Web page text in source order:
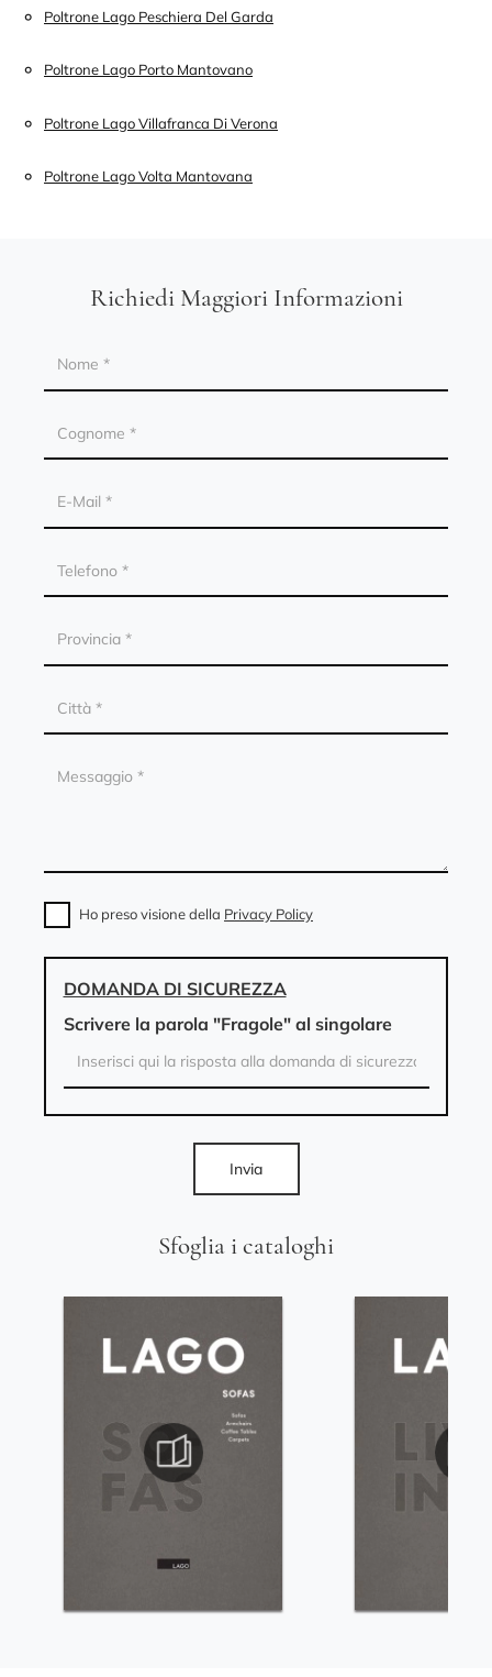
Poltrone Lago Peschiera Del Garda
Poltrone Lago Porto Mantovano
Poltrone Lago Villafranca Di Verona
Poltrone Lago Volta Mantovana
Sfoglia i cataloghi
Richiedi Maggiori Informazioni
Ho preso visione della Privacy Policy
DOMANDA DI SICUREZZA
Scrivere la parola "Fragole" al singolare
Invia